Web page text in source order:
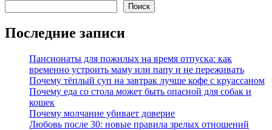
Поиск
Последние записи
Пансионаты для пожилых на время отпуска: как
временно устроить маму или папу и не переживать
Почему тёплый суп на завтрак лучше кофе с круассаном
Почему еда со стола может быть опасной для собак и
кошек
Почему молчание убивает доверие
Любовь после 30: новые правила зрелых отношений